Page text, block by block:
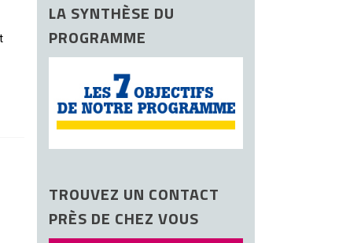
LA SYNTHÈSE DU
PROGRAMME
TROUVEZ UN CONTACT
PRÈS DE CHEZ VOUS